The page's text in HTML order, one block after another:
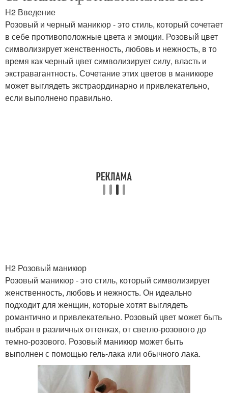
Ногти к маникюру Маникюр на ногтях
Нюдовые ногти
H2 Введение
Розовый и черный маникюр - это стиль, который сочетает
в себе противоположные цвета и эмоции. Розовый цвет
символизирует женственность, любовь и нежность, в то
время как черный цвет символизирует силу, власть и
экстравагантность. Сочетание этих цветов в маникюре
может выглядеть экстраординарно и привлекательно,
если выполнено правильно.
H2 Розовый маникюр
Розовый маникюр - это стиль, который символизирует
женственность, любовь и нежность. Он идеально
подходит для женщин, которые хотят выглядеть
романтично и привлекательно. Розовый цвет может быть
выбран в различных оттенках, от светло-розового до
темно-розового. Розовый маникюр может быть
выполнен с помощью гель-лака или обычного лака.